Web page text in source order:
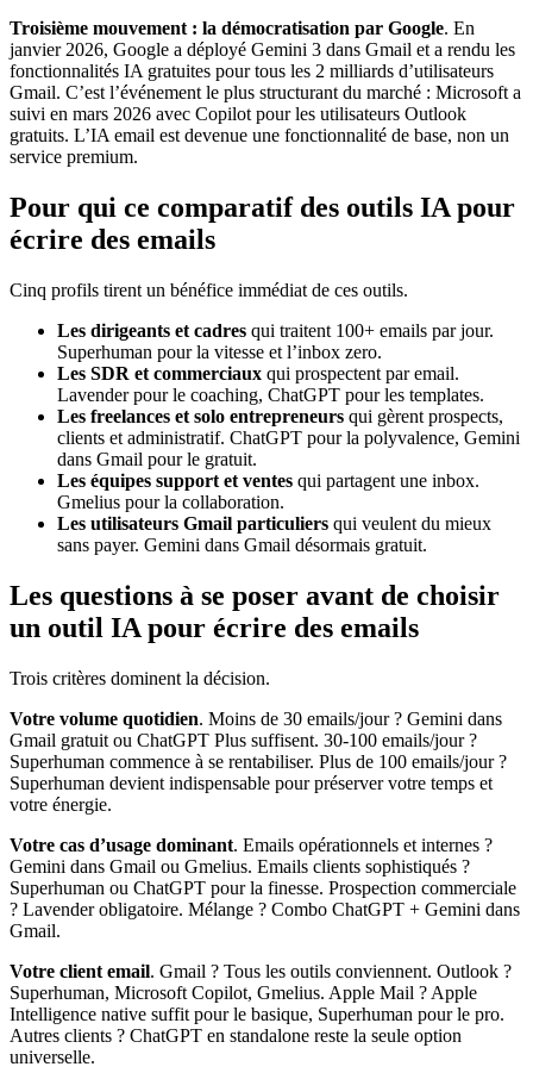
Troisième mouvement : la démocratisation par Google. En
janvier 2026, Google a déployé Gemini 3 dans Gmail et a rendu les
fonctionnalités IA gratuites pour tous les 2 milliards d’utilisateurs
Gmail. C’est l’événement le plus structurant du marché : Microsoft a
suivi en mars 2026 avec Copilot pour les utilisateurs Outlook
gratuits. L’IA email est devenue une fonctionnalité de base, non un
service premium.
Pour qui ce comparatif des outils IA pour
écrire des emails
Cinq profils tirent un bénéfice immédiat de ces outils.
Les dirigeants et cadres qui traitent 100+ emails par jour.
Superhuman pour la vitesse et l’inbox zero.
Les SDR et commerciaux qui prospectent par email.
Lavender pour le coaching, ChatGPT pour les templates.
Les freelances et solo entrepreneurs qui gèrent prospects,
clients et administratif. ChatGPT pour la polyvalence, Gemini
dans Gmail pour le gratuit.
Les équipes support et ventes qui partagent une inbox.
Gmelius pour la collaboration.
Les utilisateurs Gmail particuliers qui veulent du mieux
sans payer. Gemini dans Gmail désormais gratuit.
Les questions à se poser avant de choisir
un outil IA pour écrire des emails
Trois critères dominent la décision.
Votre volume quotidien. Moins de 30 emails/jour ? Gemini dans
Gmail gratuit ou ChatGPT Plus suffisent. 30-100 emails/jour ?
Superhuman commence à se rentabiliser. Plus de 100 emails/jour ?
Superhuman devient indispensable pour préserver votre temps et
votre énergie.
Votre cas d’usage dominant. Emails opérationnels et internes ?
Gemini dans Gmail ou Gmelius. Emails clients sophistiqués ?
Superhuman ou ChatGPT pour la finesse. Prospection commerciale
? Lavender obligatoire. Mélange ? Combo ChatGPT + Gemini dans
Gmail.
Votre client email. Gmail ? Tous les outils conviennent. Outlook ?
Superhuman, Microsoft Copilot, Gmelius. Apple Mail ? Apple
Intelligence native suffit pour le basique, Superhuman pour le pro.
Autres clients ? ChatGPT en standalone reste la seule option
universelle.